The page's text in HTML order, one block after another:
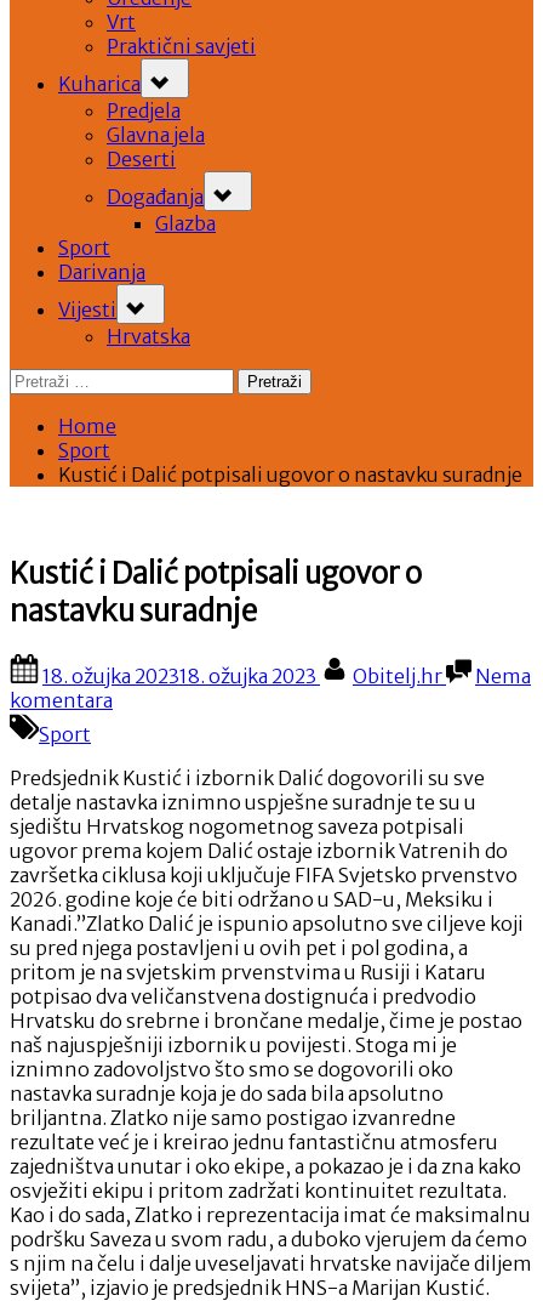
Vrt
Praktični savjeti
Kuharica
sub-
menu
Predjela
Glavna jela
Deserti
Događanja
sub-
menu
Glazba
Sport
Darivanja
Vijesti
sub-
menu
Hrvatska
Pretraži:
Home
Sport
Kustić i Dalić potpisali ugovor o nastavku suradnje
Kustić i Dalić potpisali ugovor o
nastavku suradnje
Posted
on
18. ožujka 202318. ožujka 2023 By
Obitelj.hr
Nema
komentara
Dalić
potpisali
ugovor
o
nastavku
suradnje
Sport
Predsjednik Kustić i izbornik Dalić dogovorili su sve
detalje nastavka iznimno uspješne suradnje te su u
sjedištu Hrvatskog nogometnog saveza potpisali
ugovor prema kojem Dalić ostaje izbornik Vatrenih do
završetka ciklusa koji uključuje FIFA Svjetsko prvenstvo
2026. godine koje će biti održano u SAD-u, Meksiku i
Kanadi.”Zlatko Dalić je ispunio apsolutno sve ciljeve koji
su pred njega postavljeni u ovih pet i pol godina, a
pritom je na svjetskim prvenstvima u Rusiji i Kataru
potpisao dva veličanstvena dostignuća i predvodio
Hrvatsku do srebrne i brončane medalje, čime je postao
naš najuspješniji izbornik u povijesti. Stoga mi je
iznimno zadovoljstvo što smo se dogovorili oko
nastavka suradnje koja je do sada bila apsolutno
briljantna. Zlatko nije samo postigao izvanredne
rezultate već je i kreirao jednu fantastičnu atmosferu
zajedništva unutar i oko ekipe, a pokazao je i da zna kako
osvježiti ekipu i pritom zadržati kontinuitet rezultata.
Kao i do sada, Zlatko i reprezentacija imat će maksimalnu
podršku Saveza u svom radu, a duboko vjerujem da ćemo
s njim na čelu i dalje uveseljavati hrvatske navijače diljem
svijeta”, izjavio je predsjednik HNS-a Marijan Kustić.